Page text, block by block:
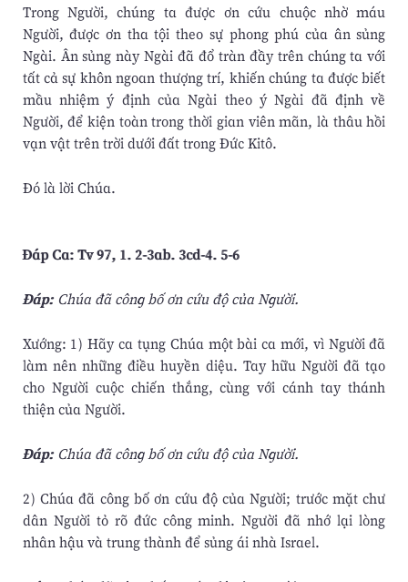
Trong Người, chúng ta được ơn cứu chuộc nhờ máu
Người, được ơn tha tội theo sự phong phú của ân sủng
Ngài. Ân sủng này Ngài đã đổ tràn đầy trên chúng ta với
tất cả sự khôn ngoan thượng trí, khiến chúng ta được biết
mầu nhiệm ý định của Ngài theo ý Ngài đã định về
Người, để kiện toàn trong thời gian viên mãn, là thâu hồi
vạn vật trên trời dưới đất trong Ðức Kitô.
Ðó là lời Chúa.
Ðáp Ca: Tv 97, 1. 2-3ab. 3cd-4. 5-6
Ðáp:Chúa đã công bố ơn cứu độ của Người.
Xướng: 1) Hãy ca tụng Chúa một bài ca mới, vì Người đã
làm nên những điều huyền diệu. Tay hữu Người đã tạo
cho Người cuộc chiến thắng, cùng với cánh tay thánh
thiện của Người.
Ðáp:Chúa đã công bố ơn cứu độ của Người.
2) Chúa đã công bố ơn cứu độ của Người; trước mặt chư
dân Người tỏ rõ đức công minh. Người đã nhớ lại lòng
nhân hậu và trung thành để sủng ái nhà Israel.